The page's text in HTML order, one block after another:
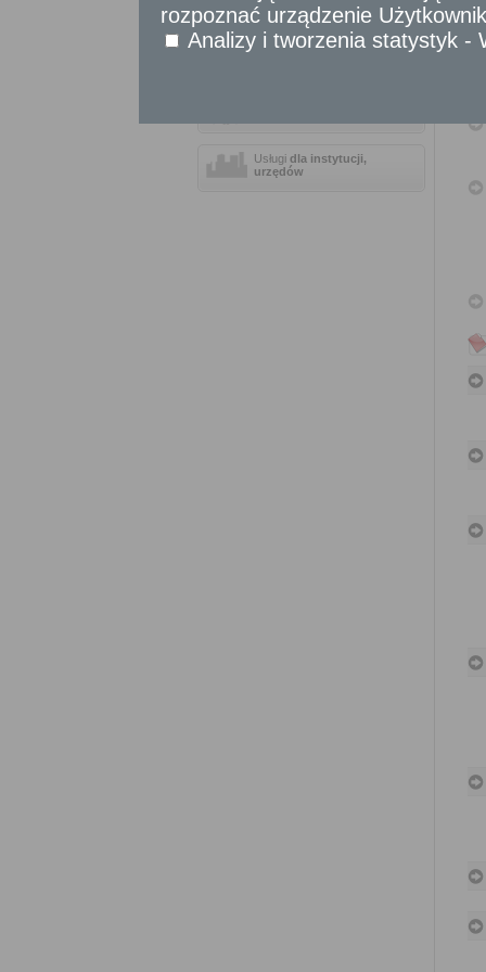
Sprawy obywatelskie
Udostępnianie informacji publicznej
Usługi dla instytucji,
urzędów
rozpoznać urządzenie
Analizy i tworzenia statystyk -